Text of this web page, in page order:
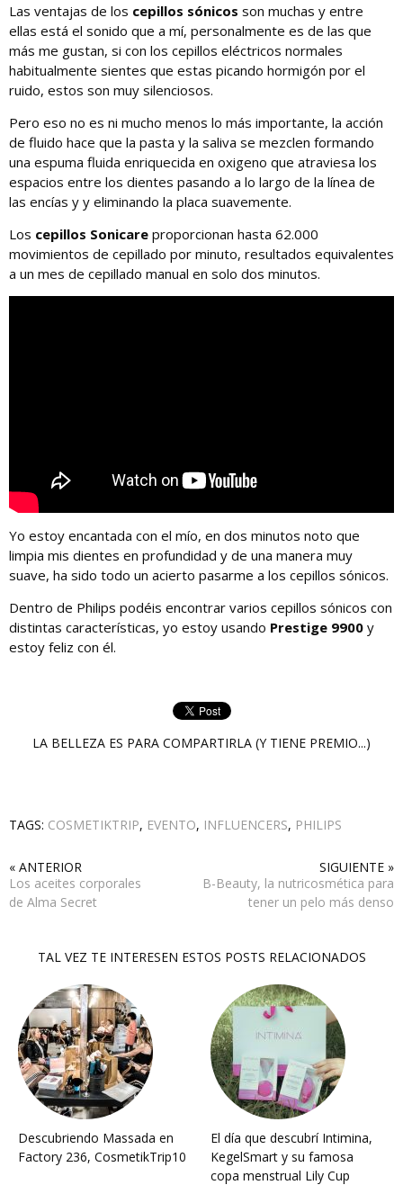
Las ventajas de los cepillos sónicos son muchas y entre
ellas está el sonido que a mí, personalmente es de las que
más me gustan, si con los cepillos eléctricos normales
habitualmente sientes que estas picando hormigón por el
ruido, estos son muy silenciosos.
Pero eso no es ni mucho menos lo más importante, la acción
de fluido hace que la pasta y la saliva se mezclen formando
una espuma fluida enriquecida en oxigeno que atraviesa los
espacios entre los dientes pasando a lo largo de la línea de
las encías y y eliminando la placa suavemente.
Los cepillos Sonicare proporcionan hasta 62.000
movimientos de cepillado por minuto, resultados equivalentes
a un mes de cepillado manual en solo dos minutos.
Yo estoy encantada con el mío, en dos minutos noto que
limpia mis dientes en profundidad y de una manera muy
suave, ha sido todo un acierto pasarme a los cepillos sónicos.
Dentro de Philips podéis encontrar varios cepillos sónicos con
distintas características, yo estoy usando Prestige 9900 y
estoy feliz con él.
LA BELLEZA ES PARA COMPARTIRLA (Y TIENE PREMIO...)
TAGS: COSMETIKTRIP, EVENTO, INFLUENCERS, PHILIPS
« ANTERIOR
Los aceites corporales
de Alma Secret
SIGUIENTE »
B-Beauty, la nutricosmética para
tener un pelo más denso
TAL VEZ TE INTERESEN ESTOS POSTS RELACIONADOS
Descubriendo Massada en
Factory 236, CosmetikTrip10
El día que descubrí Intimina,
KegelSmart y su famosa
copa menstrual Lily Cup